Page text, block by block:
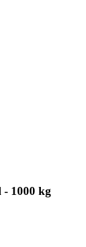
- 1000 kg